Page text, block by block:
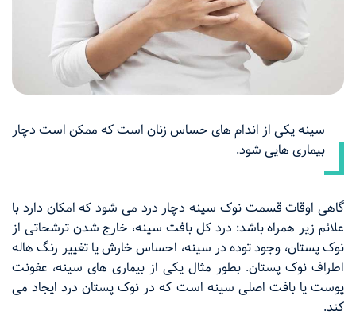
سینه یکی از اندام های حساس زنان است که ممکن است دچار
بیماری هایی شود.
گاهی اوقات قسمت نوک سینه دچار درد می شود که امکان دارد با
علائم زیر همراه باشد: درد کل بافت سینه، خارج شدن ترشحاتی از
نوک پستان، وجود توده در سینه، احساس خارش یا تغییر رنگ هاله
اطراف نوک پستان. بطور مثال یکی از بیماری های سینه، عفونت
پوست یا بافت اصلی سینه است که در نوک پستان درد ایجاد می
کند.